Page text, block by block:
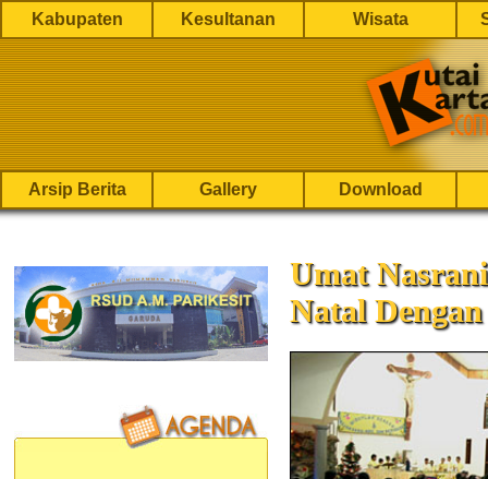
Kabupaten Kesultanan Wisata
Arsip Berita Gallery Download
‎Umat
Natal